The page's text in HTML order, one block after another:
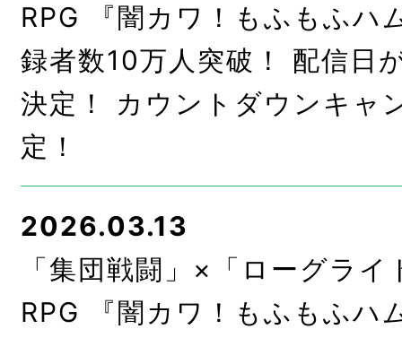
RPG 『闇カワ！もふもふハ
録者数10万人突破！ 配信日
決定！ カウントダウンキャ
定！
2026.03.13
「集団戦闘」×「ローグラ
RPG 『闇カワ！もふもふハ